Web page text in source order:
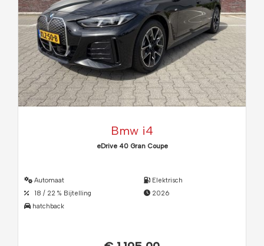
Bmw i4
eDrive 40 Gran Coupe
Automaat
18 / 22 % Bijtelling
hatchback
Elektrisch
2026